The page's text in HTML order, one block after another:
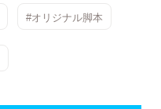
#オリジナル脚本